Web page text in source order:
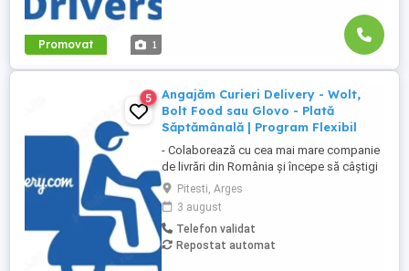
Promovat 1
5
Angajăm Curieri Delivery - Wolt,
Bolt Food sau Glovo - Plată
Săptămânală | Program Flexibil
- Colaborează cu cea mai mare companie
de livrări din România și începe să câștigi
rapid! - Cerințe: Minim 18 ani Mijloc de
transport propriu (mașină, scuter,
motocicletă sau bicicletă) Telefon mobil
cu acces la internet - Ce oferim: Plată
săptămânală, fără întârzieri Bonusuri
Pitesti, Arges
3 august
Telefon validat
Repostat automat